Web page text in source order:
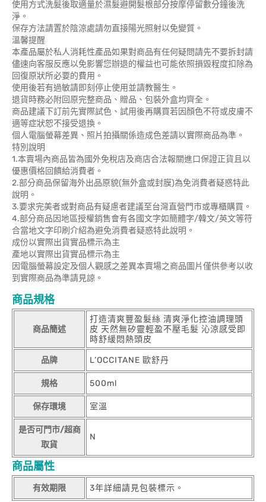
使用方式洗髮後取適量於濕髮避開髮根部分按摩停留數分鐘後洗
淨。
保存方法請置於陰涼處請勿直接陽光照射以免變質。
溫馨提醒
本產品屬於私人消耗性產品如果對商品有任何疑問請先不要拆封請
儘速向客服反應以免影響您辦退的權益也可能依照損毀程度扣除為
回復原狀所必要的費用。
使用後若有過敏請即刻停止使用並請教醫生。
退貨時務必附回原完整商品、贈品、包裝外盒均齊全。
商品建議下訂前先實際試色、試用後再購買若因顏色不符或皮膚不
適等症狀恕不接受退換。
個人電腦螢幕差異、照片拍攝關係造成色差請以實際商品為準。
特別說明
1.本賣場內商品皆為國外免稅店及商店合法報關進口保證正貨且以
優惠價格回饋給消費者。
2.部分商品保留海外出品原貌(無外盒或封膜)為免消費者疑惑特此
說明。
3.要求完美者或對商品有疑慮者建議至台灣直營門市或專櫃購買。
4.部分商品因地區授權銷售會有各國文字如簡體字/韓文/英文等符
合當地文字印刷介紹為避免消費者疑惑特此說明。
成份以實際出貨實品標示為主
產地以實際出貨實品標示為主
因電腦螢幕設定及個人觀感之差異本賣場之商品圖片僅供參考以收
到實際商品為準請見諒。
商品規格
商品簡述
打造清爽豐盈髮絲 清爽淨化控油調理頭
皮 天然無矽靈輕盈不壓毛髮 沁涼感受即
時舒緩悶熱頭皮
品牌 L’OCCITANE 歐舒丹
規格 500ml
保存環境 室溫
是否可門市/超商
取貨
N
商品屬性
有效期限 3年詳細請見包裝標示。